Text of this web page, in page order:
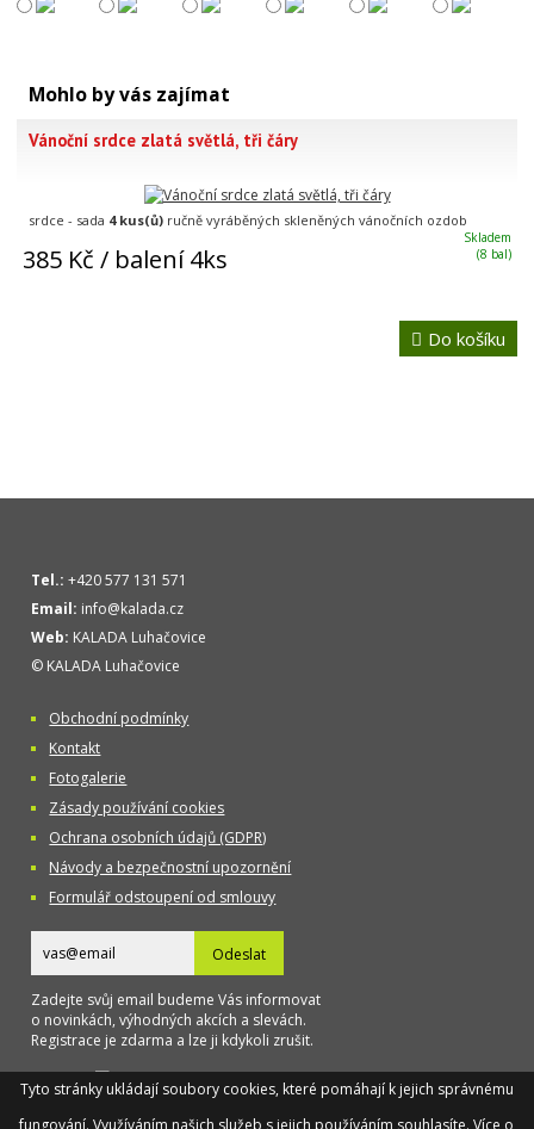
Mohlo by vás zajímat
Vánoční srdce zlatá světlá, tři čáry
srdce - sada 4 kus(ů) ručně vyráběných skleněných vánočních ozdob
385 Kč / balení 4ks
Skladem
(8 bal)
Do košíku
Tel.: +420 577 131 571
Email: info@kalada.cz
Web: KALADA Luhačovice
© KALADA Luhačovice
Obchodní podmínky
Kontakt
Fotogalerie
Zásady používání cookies
Ochrana osobních údajů (GDPR)
Návody a bezpečnostní upozornění
Formulář odstoupení od smlouvy
Odeslat
Zadejte svůj email budeme Vás informovat
o novinkách, výhodných akcích a slevách.
Registrace je zdarma a lze ji kdykoli zrušit.
Designed
Tyto stránky ukládají soubory cookies, které pomáhají k jejich správnému
fungování. Využíváním našich služeb s jejich používáním souhlasíte. Více o